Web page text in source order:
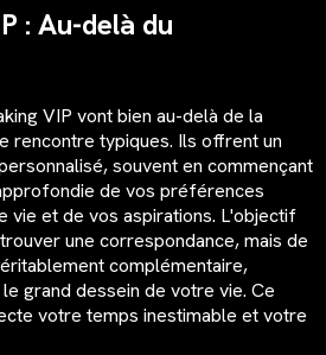
: Au-delà du
VIP vont bien au-delà de la
rencontre typiques. Ils offrent un
souvent en commençant
de vos préférences
vie et de vos aspirations. L'objectif
une correspondance, mais de
complémentaire,
grand dessein de votre vie. Ce
votre temps inestimable et votre